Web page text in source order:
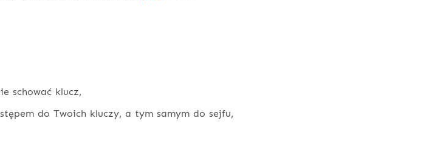
schować klucz,
do Twoich kluczy, a tym samym do sejfu,